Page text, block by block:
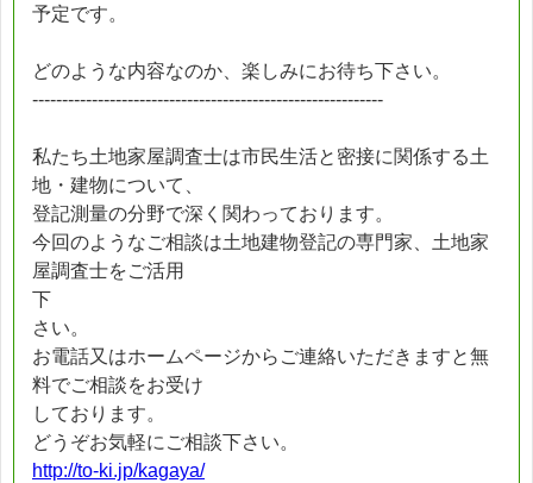
予定です。
どのような内容なのか、楽しみにお待ち下さい。
-----------------------------------------------------------
私たち土地家屋調査士は市民生活と密接に関係する土
地・建物について、
登記測量の分野で深く関わっております。
今回のようなご相談は土地建物登記の専門家、土地家
屋調査士をご活用
下
さい。
お電話又はホームページからご連絡いただきますと無
料でご相談をお受け
しております。
どうぞお気軽にご相談下さい。
http://to-ki.jp/kagaya/